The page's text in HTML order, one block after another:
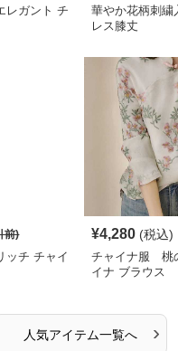
レガント チ
華やか花柄刺繍
レス膝丈
前)
ッチ チャイ
¥4,280 (税込)
チャイナ服 桃
イナ ブラウス
人気アイテム一覧へ ›